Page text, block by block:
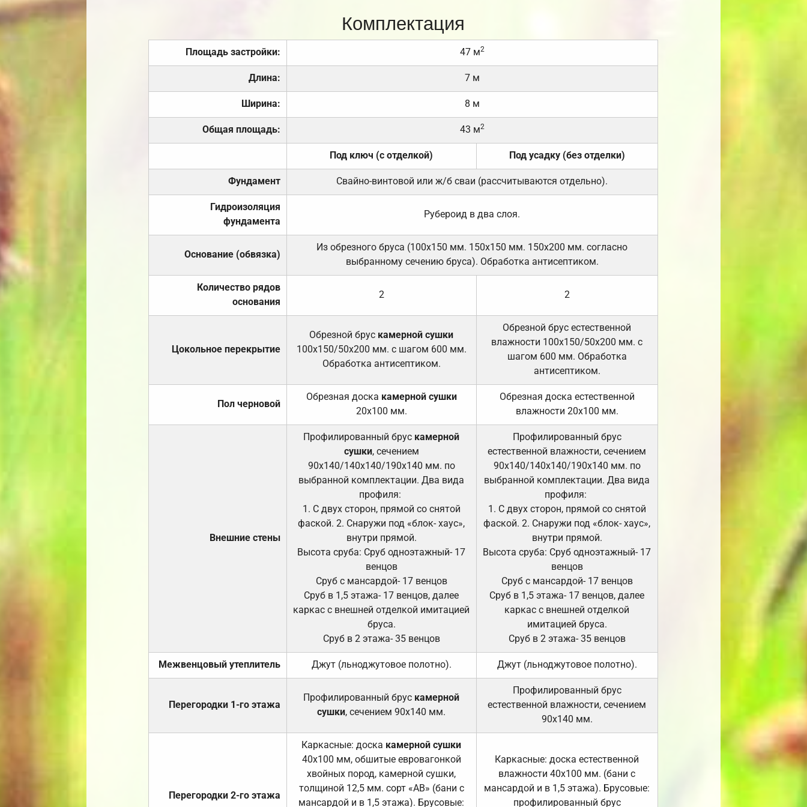
Комплектация
Площадь застройки: 47 м2
Длина: 7 м
Ширина: 8 м
Общая площадь: 43 м2
Под ключ (с отделкой) Под усадку (без отделки)
Фундамент Свайно-винтовой или ж/б сваи (рассчитываются отдельно).
Гидроизоляция
фундамента
Рубероид в два слоя.
Основание (обвязка)
Из обрезного бруса (100х150 мм. 150х150 мм. 150х200 мм. согласно
выбранному сечению бруса). Обработка антисептиком.
Количество рядов
основания
2 2
Цокольное перекрытие
Обрезной брус камерной сушки
100х150/50х200 мм. с шагом 600 мм.
Обработка антисептиком.
Обрезной брус естественной
влажности 100х150/50х200 мм. с
шагом 600 мм. Обработка
антисептиком.
Пол черновой
Обрезная доска камерной сушки
20х100 мм.
Обрезная доска естественной
влажности 20х100 мм.
Внешние стены
Профилированный брус камерной
сушки, сечением
90х140/140х140/190х140 мм. по
выбранной комплектации. Два вида
профиля:
1. С двух сторон, прямой со снятой
фаской. 2. Снаружи под «блок- хаус»,
внутри прямой.
Высота сруба: Сруб одноэтажный- 17
венцов
Сруб с мансардой- 17 венцов
Сруб в 1,5 этажа- 17 венцов, далее
каркас с внешней отделкой имитацией
бруса.
Сруб в 2 этажа- 35 венцов
Профилированный брус
естественной влажности, сечением
90х140/140х140/190х140 мм. по
выбранной комплектации. Два вида
профиля:
1. С двух сторон, прямой со снятой
фаской. 2. Снаружи под «блок- хаус»,
внутри прямой.
Высота сруба: Сруб одноэтажный- 17
венцов
Сруб с мансардой- 17 венцов
Сруб в 1,5 этажа- 17 венцов, далее
каркас с внешней отделкой
имитацией бруса.
Сруб в 2 этажа- 35 венцов
Межвенцовый утеплитель Джут (льноджутовое полотно). Джут (льноджутовое полотно).
Перегородки 1-го этажа
Профилированный брус камерной
сушки, сечением 90х140 мм.
Профилированный брус
естественной влажности, сечением
90х140 мм.
Перегородки 2-го этажа
Каркасные: доска камерной сушки
40х100 мм, обшитые евровагонкой
хвойных пород, камерной сушки,
толщиной 12,5 мм. сорт «АВ» (бани с
мансардой и в 1,5 этажа). Брусовые:
Каркасные: доска естественной
влажности 40х100 мм. (бани с
мансардой и в 1,5 этажа). Брусовые:
профилированный брус